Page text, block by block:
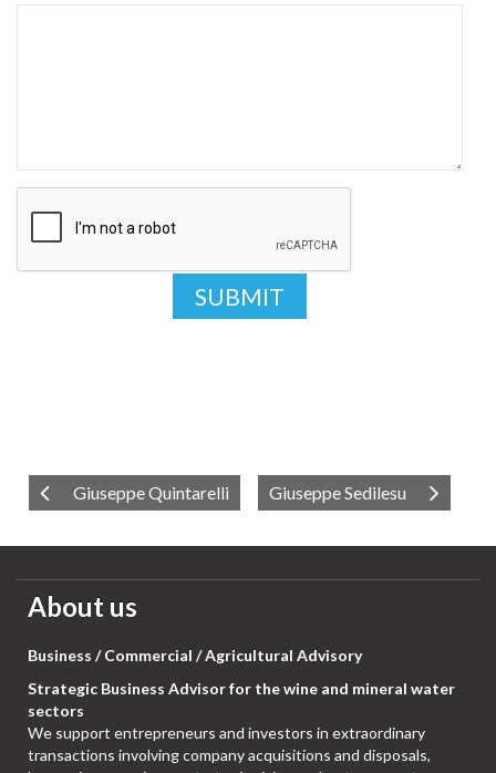
Giuseppe Quintarelli Giuseppe Sedilesu
About us
Business / Commercial / Agricultural Advisory
Strategic Business Advisor for the wine and mineral water
sectors
We support entrepreneurs and investors in extraordinary
transactions involving company acquisitions and disposals,